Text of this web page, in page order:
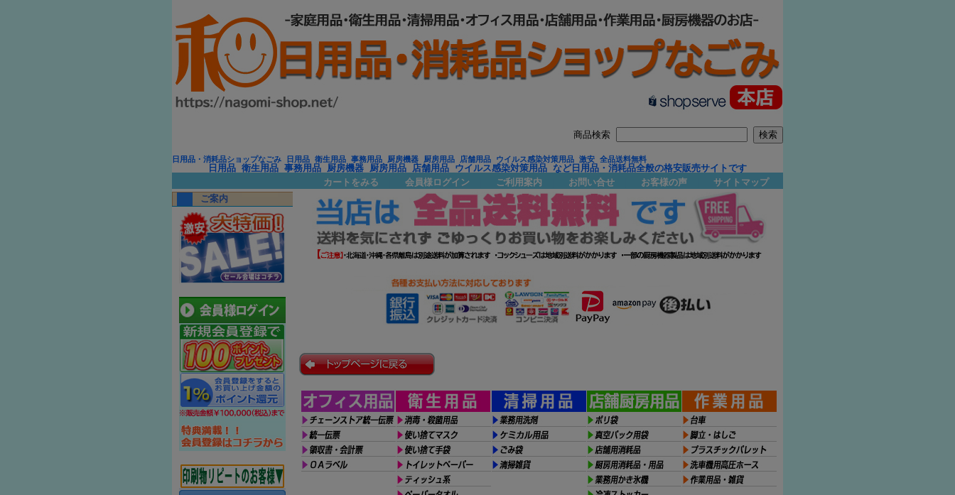
商品検索
日用品・消耗品ショップなごみ 日用品 衛生用品 事務用品 厨房機器 厨房用品 店舗用品 ウイルス感染対策用品 激安 全品送料無料
日用品 衛生用品 事務用品 厨房機器 厨房用品 店舗用品 ウイルス感染対策用品 など日用品・消耗品全般の格安販売サイトです
カートをみる
会員様ログイン ご利用案内 お問い合せ お客様の声
サイトマップ
ご案内